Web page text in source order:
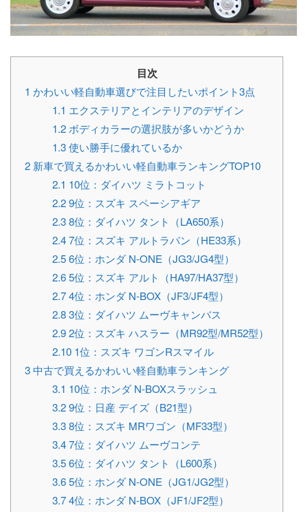
目次
1 かわいい軽自動車選びで注目したいポイント3点
1.1 エクステリアとインテリアのデザイン
1.2 ボディカラーの選択肢が多いかどうか
1.3使い勝手に優れているか
2 新車で買えるかわいい軽自動車ランキングTOP10
2.1 10位：ダイハツ ミラトコット
2.29位：スズキ スペーシアギア
2.38位：ダイハツ タント（LA650系）
2.47位：スズキ アルトラパン（HE33系）
2.56位：ホンダ N-ONE（JG3/JG4型）
2.65位：スズキ アルト（HA97/HA37型）
2.74位：ホンダ N-BOX（JF3/JF4型）
2.83位：ダイハツ ムーヴキャンバス
2.92位：スズキ ハスラー（MR92型/MR52型）
2.10 1位：スズキ ワゴンRスマイル
3中古で買えるかわいい軽自動車ランキング
3.1 10位：ホンダ N-BOXスラッシュ
3.29位：日産 デイズ（B21型）
3.38位：スズキ MRワゴン（MF33型）
3.47位：ダイハツ ムーヴコンテ
3.56位：ダイハツ タント（L600系）
3.65位：ホンダ N-ONE（JG1/JG2型）
3.74位：ホンダ N-BOX（JF1/JF2型）